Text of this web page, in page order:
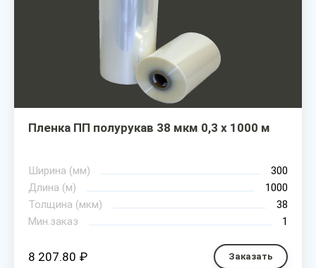
Пленка ПП полурукав 38 мкм 0,3 х 1000 м
Ширина (мм)
300
Длина (м)
1000
Толщина (мкм)
38
Мин.заказ
1
8 207.80 ₽ Заказать